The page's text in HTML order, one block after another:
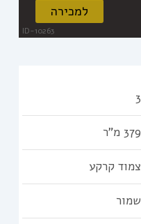
ID-10263
למכירה
3
379 מ"ר
צמוד קרקע
שמור